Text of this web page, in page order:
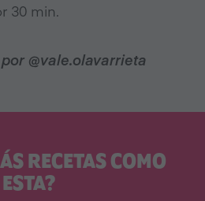
30 min.
@vale.olavarrieta
RECETAS COMO
ESTA?